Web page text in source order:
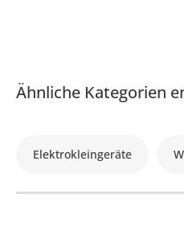
Ähnliche Kategorien
Elektrokleingeräte